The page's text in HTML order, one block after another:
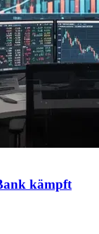
kämpft